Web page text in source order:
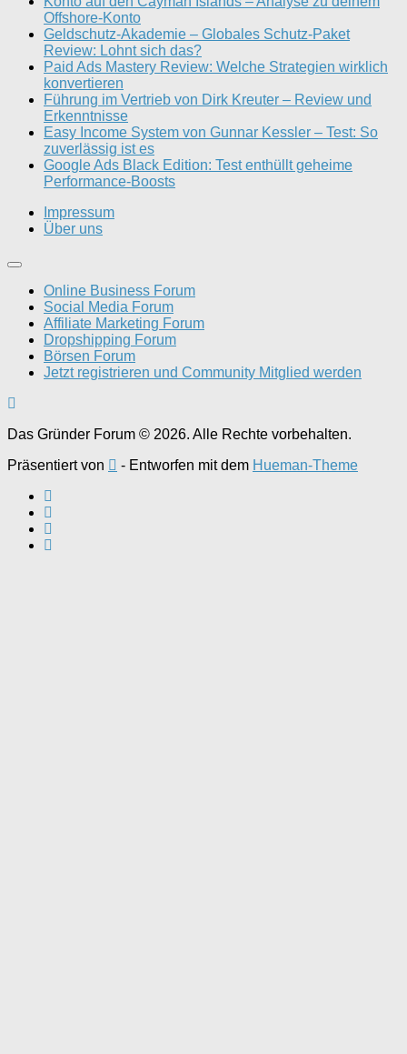
Offshore-Konto
Geldschutz-Akademie – Globales Schutz-Paket
Review: Lohnt sich das?
Paid Ads Mastery Review: Welche Strategien wirklich
konvertieren
Führung im Vertrieb von Dirk Kreuter – Review und
Erkenntnisse
Easy Income System von Gunnar Kessler – Test: So
zuverlässig ist es
Google Ads Black Edition: Test enthüllt geheime
Performance-Boosts
Impressum
Über uns
Online Business Forum
Social Media Forum
Affiliate Marketing Forum
Dropshipping Forum
Börsen Forum
Jetzt registrieren und Community Mitglied werden
Das Gründer Forum © 2026. Alle Rechte vorbehalten.
Präsentiert von
- Entworfen mit dem Hueman-Theme